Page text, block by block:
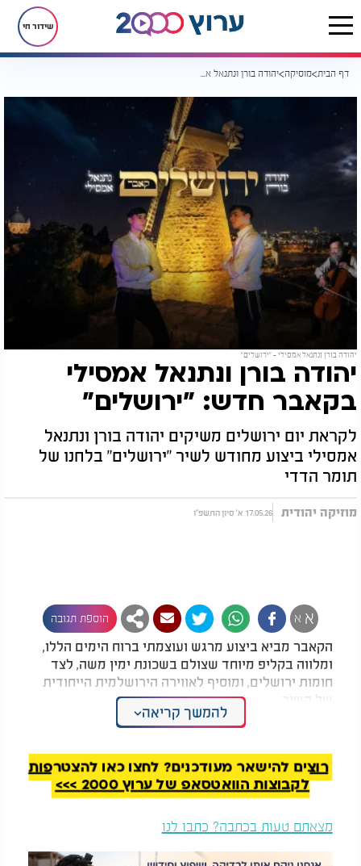
שידור חי
דף הבית מוסיקה יהודה בורן ונתנאל אמסילי בקאבר חדש: "ירושלים"
יהודה בורן ונתנאל אמסילי - "ירושלים"
יהודה בורן ונתנאל אמסילי
בקאבר חדש: "ירושלים"
לקראת יום ירושלים משיקים יהודה בורן ונתנאל
אמסילי ביצוע מחודש לשיר "ירושלים" בלחנו של
תומר הדדי
מוזיקה יהודית 17.05.26 א' סיון התשפ"ו
א א הוספת תגובה
הקאבר מביא ביצוע מרגש ועוצמתי ברוח הימים הללו,
ומלווה בקליפ מיוחד שצולם בשכונת ימין משה, לצד
חומות ירושלים, ומוסיף לאווירה הירושלמית הייחודית
של השיר.
יהודה בורן ונתנאל אמסילי - "ירושלים"
להמשך קריאה
רוצים להישאר מעודכנים? לחצו כאן להצטרפות
לקבוצות הוואטסאפ של ערוץ 2000 >>>
מצאתם טעות בכתבה? כתבו לנו